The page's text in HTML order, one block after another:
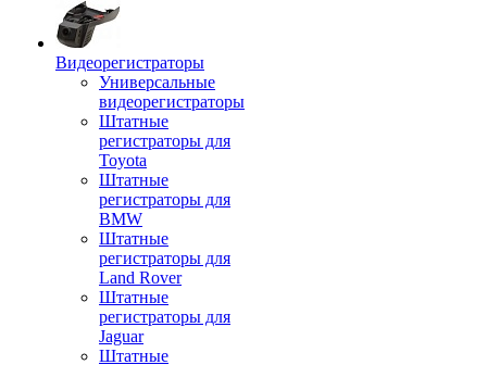
Видеорегистраторы
Универсальные
видеорегистраторы
Штатные
регистраторы для
Toyota
Штатные
регистраторы для
BMW
Штатные
регистраторы для
Land Rover
Штатные
регистраторы для
Jaguar
Штатные